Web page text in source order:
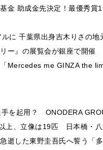
金 助成金先決定！最優秀賞
に 千葉県出身吉木りさの地
ー』の展覧会が銀座で開催
Mercedes me GINZA the
手を起用？ ONODERA
上、立像は19匹 日本橋・
逝した東野圭吾氏へ誓う「